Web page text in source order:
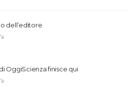
dell’editore
OggiScienza finisce qui